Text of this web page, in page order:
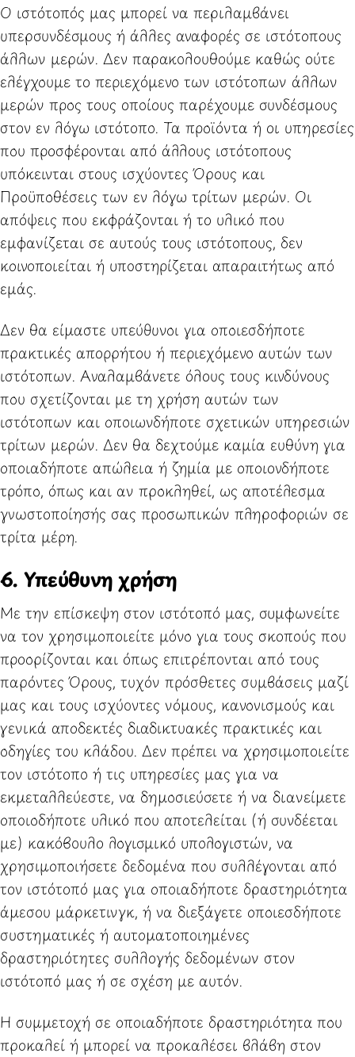
Ο ιστότοπός μας μπορεί να περιλαμβάνει
υπερσυνδέσμους ή άλλες αναφορές σε ιστότοπους
άλλων μερών. Δεν παρακολουθούμε καθώς ούτε
ελέγχουμε το περιεχόμενο των ιστότοπων άλλων
μερών προς τους οποίους παρέχουμε συνδέσμους
στον εν λόγω ιστότοπο. Τα προϊόντα ή οι υπηρεσίες
που προσφέρονται από άλλους ιστότοπους
υπόκεινται στους ισχύοντες Όρους και
Προϋποθέσεις των εν λόγω τρίτων μερών. Οι
απόψεις που εκφράζονται ή το υλικό που
εμφανίζεται σε αυτούς τους ιστότοπους, δεν
κοινοποιείται ή υποστηρίζεται απαραιτήτως από
εμάς.
Δεν θα είμαστε υπεύθυνοι για οποιεσδήποτε
πρακτικές απορρήτου ή περιεχόμενο αυτών των
ιστότοπων. Αναλαμβάνετε όλους τους κινδύνους
που σχετίζονται με τη χρήση αυτών των
ιστότοπων και οποιωνδήποτε σχετικών υπηρεσιών
τρίτων μερών. Δεν θα δεχτούμε καμία ευθύνη για
οποιαδήποτε απώλεια ή ζημία με οποιονδήποτε
τρόπο, όπως και αν προκληθεί, ως αποτέλεσμα
γνωστοποίησής σας προσωπικών πληροφοριών σε
τρίτα μέρη.
6. Yπεύθυνη χρήση
Με την επίσκεψη στον ιστότοπό μας, συμφωνείτε
να τον χρησιμοποιείτε μόνο για τους σκοπούς που
προορίζονται και όπως επιτρέπονται από τους
παρόντες Όρους, τυχόν πρόσθετες συμβάσεις μαζί
μας και τους ισχύοντες νόμους, κανονισμούς και
γενικά αποδεκτές διαδικτυακές πρακτικές και
οδηγίες του κλάδου. Δεν πρέπει να χρησιμοποιείτε
τον ιστότοπο ή τις υπηρεσίες μας για να
εκμεταλλεύεστε, να δημοσιεύσετε ή να διανείμετε
οποιοδήποτε υλικό που αποτελείται (ή συνδέεται
με) κακόβουλο λογισμικό υπολογιστών, να
χρησιμοποιήσετε δεδομένα που συλλέγονται από
τον ιστότοπό μας για οποιαδήποτε δραστηριότητα
άμεσου μάρκετινγκ, ή να διεξάγετε οποιεσδήποτε
συστηματικές ή αυτοματοποιημένες
δραστηριότητες συλλογής δεδομένων στον
ιστότοπό μας ή σε σχέση με αυτόν.
Η συμμετοχή σε οποιαδήποτε δραστηριότητα που
προκαλεί ή μπορεί να προκαλέσει βλάβη στον